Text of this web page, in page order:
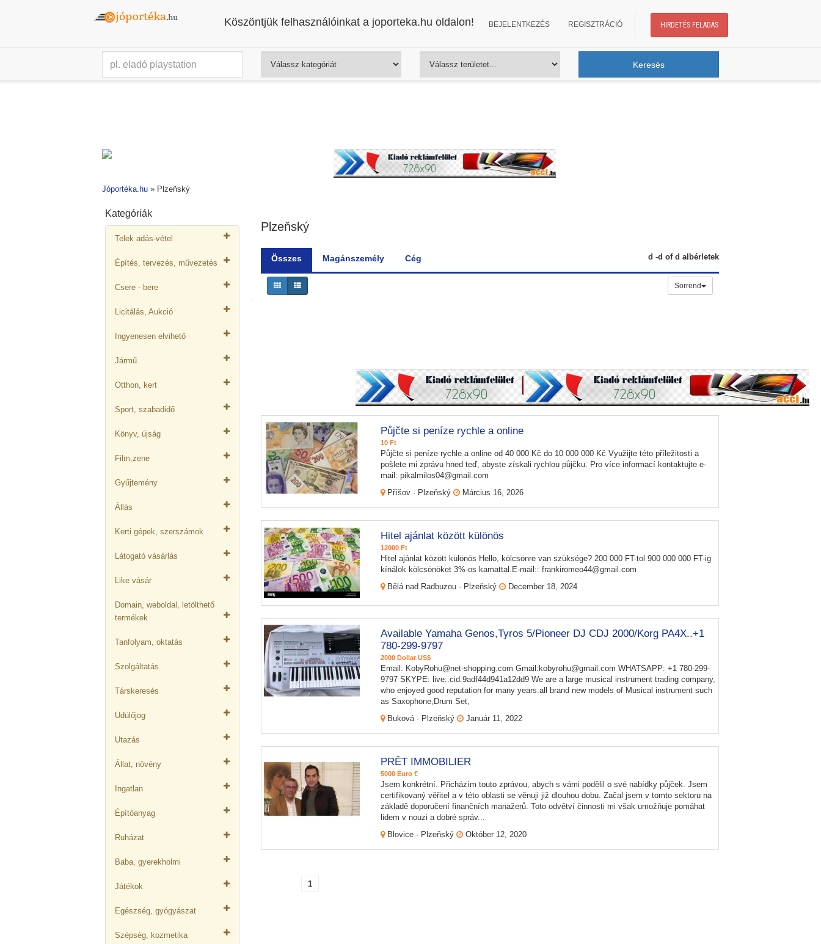
Köszöntjük felhasználóinkat a joporteka.hu oldalon! BEJELENTKEZÉS REGISZTRÁCIÓ HIRDETÉS FELADÁS
Jóportéka.hu » Plzeňský
Kategóriák
Telek adás-vétel
Építés, tervezés, művezetés
Csere - bere
Licitálás, Aukció
Ingyenesen elvihető
Jármű
Otthon, kert
Sport, szabadidő
Könyv, újság
Film,zene
Gyűjtemény
Állás
Kerti gépek, szerszámok
Látogató vásárlás
Like vásár
Domain, weboldal, letölthető
termékek
Tanfolyam, oktatás
Szolgáltatás
Társkeresés
Üdülőjog
Utazás
Állat, növény
Ingatlan
Építőanyag
Ruházat
Baba, gyerekholmi
Játékok
Egészség, gyógyászat
Szépség, kozmetika
Plzeňský
d -d of d albérletek
Összes Magánszemély Cég
Sorrend
Půjčte si peníze rychle a online
10 Ft
Půjčte si peníze rychle a online od 40 000 Kč do 10 000 000 Kč Využijte této příležitosti a
pošlete mi zprávu hned teď, abyste získali rychlou půjčku. Pro více informací kontaktujte e-
mail: pikalmilos04@gmail.com
Příšov · Plzeňský
Március 16, 2026
Hitel ajánlat között különös
12000 Ft
Hitel ajánlat között különös Hello, kölcsönre van szüksége? 200 000 FT-tol 900 000 000 FT-ig
kínálok kölcsönöket 3%-os kamattal.E-mail:: frankiromeo44@gmail.com
Bělá nad Radbuzou · Plzeňský
December 18, 2024
Available Yamaha Genos,Tyros 5/Pioneer DJ CDJ 2000/Korg PA4X..+1
780-299-9797
2000 Dollar US$
Email: KobyRohu@net-shopping.com Gmail:kobyrohu@gmail.com WHATSAPP: +1 780-299-
9797 SKYPE: live:.cid.9adf44d941a12dd9 We are a large musical instrument trading company,
who enjoyed good reputation for many years.all brand new models of Musical instrument such
as Saxophone,Drum Set,
Buková · Plzeňský
Január 11, 2022
PRÊT IMMOBILIER
5000 Euro €
Jsem konkrétní. Přicházím touto zprávou, abych s vámi podělil o své nabídky půjček. Jsem
certifikovaný věřitel a v této oblasti se věnuji již dlouhou dobu. Začal jsem v tomto sektoru na
základě doporučení finančních manažerů. Toto odvětví činnosti mi však umožňuje pomáhat
lidem v nouzi a dobré správ...
Blovice · Plzeňský
Október 12, 2020
1